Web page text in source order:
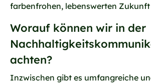
farbenfrohen, lebenswerten Zukunft
Worauf können wir in der
achten?
Inzwischen gibt es umfangreiche